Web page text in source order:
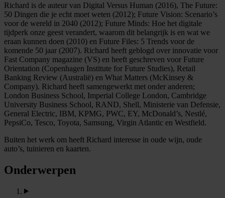
Richard is de auteur van Digital Versus Human (2016), The Future:
50 Dingen die je echt moet weten (2012); Future Vision: Scenario’s
voor de wereld in 2040 (2012); Future Minds: Hoe het digitale
tijdperk onze geest verandert, waarom dit belangrijk is en wat we
eraan kunnen doen (2010) en Future Files: 5 Trends voor de
komende 50 jaar (2007). Richard heeft geblogd over innovatie voor
Fast Company magazine (VS) en heeft geschreven voor Future
Orientation (Copenhagen Institute for Future Studies), Retail
Banking Review (Australië) en What Matters (McKinsey &
Company). Richard heeft samengewerkt met onder anderen;
London Business School, Imperial College London, Cambridge
University Business School, RAND, Shell, Ministerie van Defensie,
General Electric, IBM, KPMG, PWC, EY, McDonald’s, Nestlé,
PepsiCo, Tesco, Toyota, Samsung, Virgin Atlantic en Westfield.
Buiten het werk om heeft Richard interesse in oude wijn, oude
auto’s, tuinieren en kaarten.
Onderwerpen